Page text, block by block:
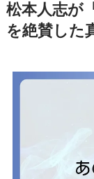
松本人志が
を絶賛した